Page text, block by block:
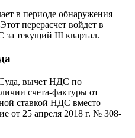
в периоде обнаружения
перерасчет войдет в
за текущий III квартал.
вычет НДС по
счета-фактуры от
ставкой НДС вместо
от 25 апреля 2018 г. № 308-